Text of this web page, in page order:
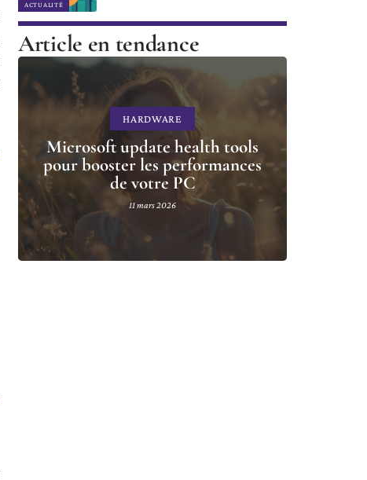
ACTUALITÉ
Article en tendance
HARDWARE
Microsoft update health tools
pour booster les performances
de votre PC
11 mars 2026